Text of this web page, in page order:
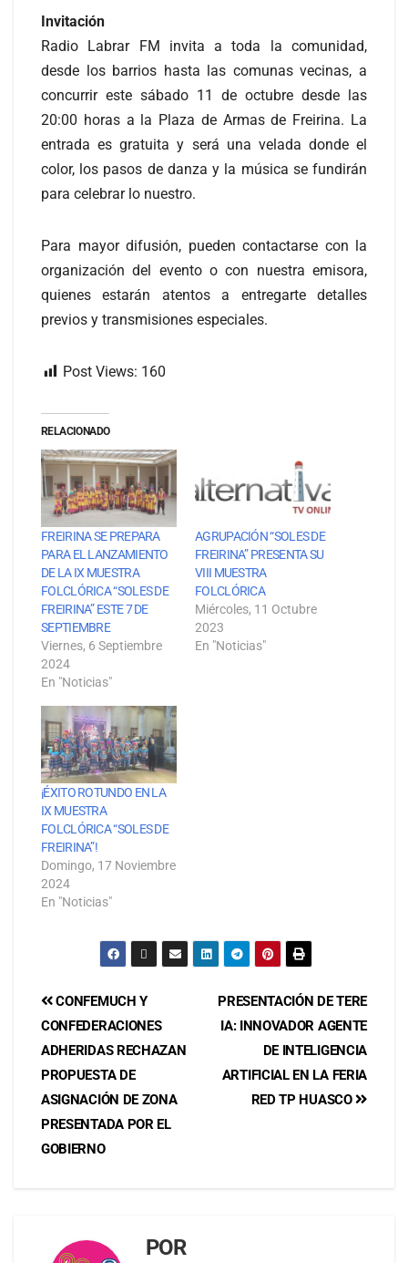
Invitación
Radio Labrar FM invita a toda la comunidad,
desde los barrios hasta las comunas vecinas, a
concurrir este sábado 11 de octubre desde las
20:00 horas a la Plaza de Armas de Freirina. La
entrada es gratuita y será una velada donde el
color, los pasos de danza y la música se fundirán
para celebrar lo nuestro.
Para mayor difusión, pueden contactarse con la
organización del evento o con nuestra emisora,
quienes estarán atentos a entregarte detalles
previos y transmisiones especiales.
Post Views: 160
RELACIONADO
FREIRINA SE PREPARA
PARA EL LANZAMIENTO
DE LA IX MUESTRA
FOLCLÓRICA “SOLES DE
FREIRINA” ESTE 7 DE
SEPTIEMBRE
Viernes, 6 Septiembre
2024
En "Noticias"
AGRUPACIÓN “SOLES DE
FREIRINA” PRESENTA SU
VIII MUESTRA
FOLCLÓRICA
Miércoles, 11 Octubre
2023
En "Noticias"
¡ÉXITO ROTUNDO EN LA
IX MUESTRA
FOLCLÓRICA “SOLES DE
FREIRINA”!
Domingo, 17 Noviembre
2024
En "Noticias"
PRESENTACIÓN DE TERE
IA: INNOVADOR AGENTE
DE INTELIGENCIA
ARTIFICIAL EN LA FERIA
RED TP HUASCO
CONFEMUCH Y
CONFEDERACIONES
ADHERIDAS RECHAZAN
PROPUESTA DE
ASIGNACIÓN DE ZONA
PRESENTADA POR EL
GOBIERNO
POR